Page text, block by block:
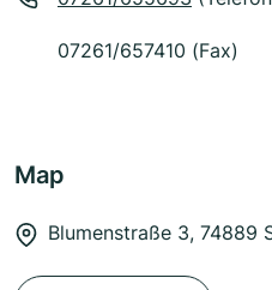
07261/657410 (Fax)
Map
Blumenstraße 3, 74889